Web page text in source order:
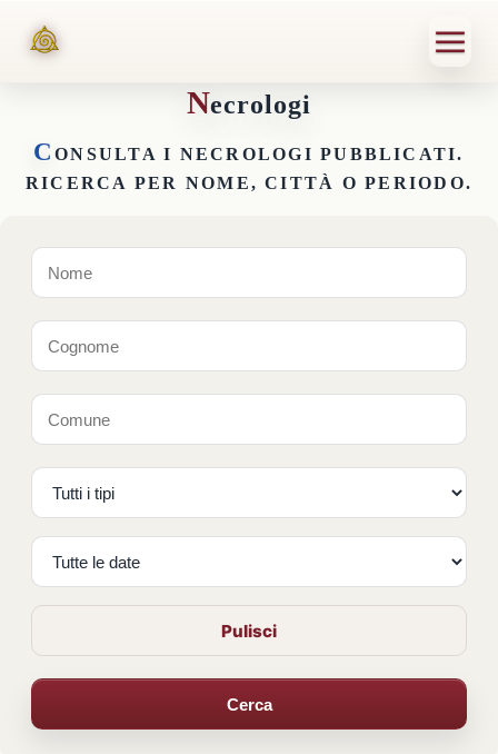
Necrologi
C ONSULTA I NECROLOGI PUBBLICATI.
RICERCA PER NOME, CITTÀ O PERIODO.
Pulisci
Cerca